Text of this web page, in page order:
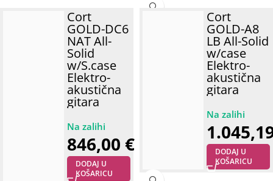
Cort
GOLD-DC6
NAT All-
Solid
w/S.case
Elektro-
akustična
gitara
846,00 €
DODAJ U
KOŠARICU
Cort
GOLD-A8
LB All-Solid
w/case
Elektro-
akustična
gitara
DODAJ U
KOŠARICU